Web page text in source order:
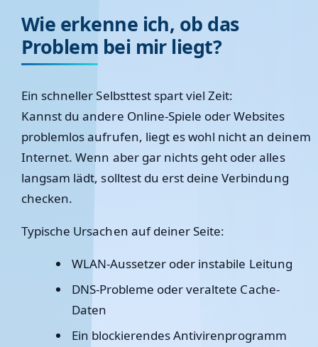
Wie erkenne ich, ob das
Problem bei mir liegt?
Ein schneller Selbsttest spart viel Zeit:
Kannst du andere Online-Spiele oder Websites
problemlos aufrufen, liegt es wohl nicht an deinem
Internet. Wenn aber gar nichts geht oder alles
langsam lädt, solltest du erst deine Verbindung
checken.
Typische Ursachen auf deiner Seite:
WLAN-Aussetzer oder instabile Leitung
DNS-Probleme oder veraltete Cache-
Daten
Ein blockierendes Antivirenprogramm